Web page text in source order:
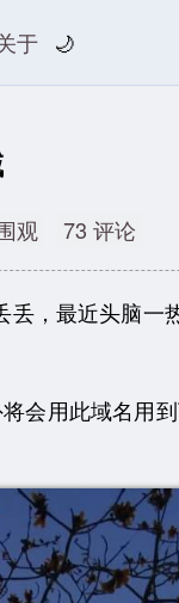
于 🌙
观 73 评论
丢，最近头脑一
用此域名用到